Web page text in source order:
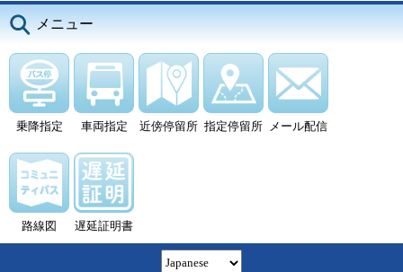
メニュー
乗降指定 車両指定 近傍停留所 指定停留所 メール配信
路線図 遅延証明書